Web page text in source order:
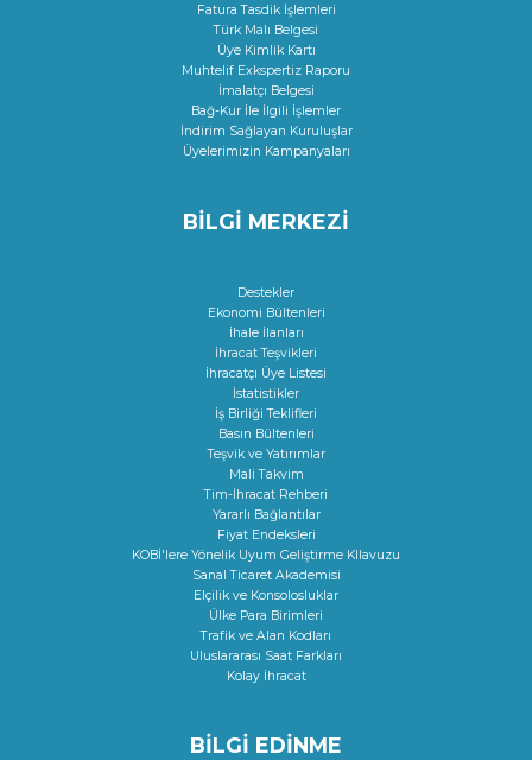
Fatura Tasdik İşlemleri
Türk Malı Belgesi
Üye Kimlik Kartı
Muhtelif Exkspertiz Raporu
İmalatçı Belgesi
Bağ-Kur İle İlgili İşlemler
İndirim Sağlayan Kuruluşlar
Üyelerimizin Kampanyaları
BİLGİ MERKEZİ
Destekler
Ekonomi Bültenleri
İhale İlanları
İhracat Teşvikleri
İhracatçı Üye Listesi
İstatistikler
İş Birliği Teklifleri
Basın Bültenleri
Teşvik ve Yatırımlar
Mali Takvim
Tim-İhracat Rehberi
Yararlı Bağlantılar
Fiyat Endeksleri
KOBİ'lere Yönelik Uyum Geliştirme KIlavuzu
Sanal Ticaret Akademisi
Elçilik ve Konsolosluklar
Ülke Para Birimleri
Trafik ve Alan Kodları
Uluslararası Saat Farkları
Kolay İhracat
BİLGİ EDİNME